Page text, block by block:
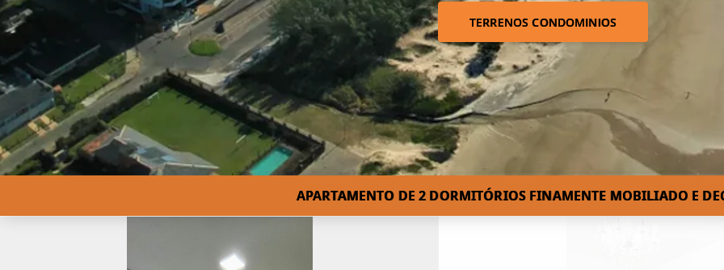
TERRENOS CONDOMINIOS
APARTAMENTO DE 2 DORMITÓRIOS FINAMENTE MOBILIADO E